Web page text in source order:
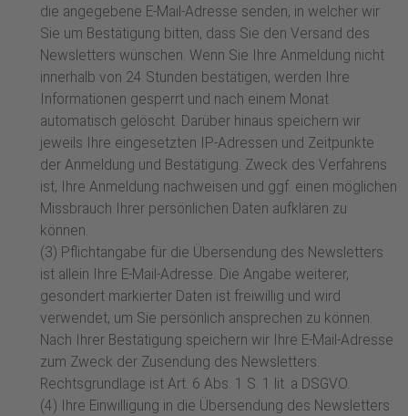
die angegebene E-Mail-Adresse senden, in welcher wir
Sie um Bestätigung bitten, dass Sie den Versand des
Newsletters wünschen. Wenn Sie Ihre Anmeldung nicht
innerhalb von 24 Stunden bestätigen, werden Ihre
Informationen gesperrt und nach einem Monat
automatisch gelöscht. Darüber hinaus speichern wir
jeweils Ihre eingesetzten IP-Adressen und Zeitpunkte
der Anmeldung und Bestätigung. Zweck des Verfahrens
ist, Ihre Anmeldung nachweisen und ggf. einen möglichen
Missbrauch Ihrer persönlichen Daten aufklären zu
können.
(3) Pflichtangabe für die Übersendung des Newsletters
ist allein Ihre E-Mail-Adresse. Die Angabe weiterer,
gesondert markierter Daten ist freiwillig und wird
verwendet, um Sie persönlich ansprechen zu können.
Nach Ihrer Bestätigung speichern wir Ihre E-Mail-Adresse
zum Zweck der Zusendung des Newsletters.
Rechtsgrundlage ist Art. 6 Abs. 1 S. 1 lit. a DSGVO.
(4) Ihre Einwilligung in die Übersendung des Newsletters